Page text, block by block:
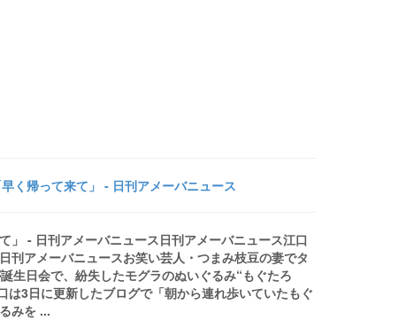
く帰って来て」 - 日刊アメーバニュース
」 - 日刊アメーバニュース日刊アメーバニュース江口
刊アメーバニュースお笑い芸人・つまみ枝豆の妻でタ
生日会で、紛失したモグラのぬいぐるみ“もぐたろ
3日に更新したブログで「朝から連れ歩いていたもぐ
みを ...